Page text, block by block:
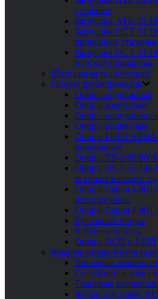
стальные
Заглушки АТК 26-
Заглушки ОСТ 34
приварные стальные
Заглушки ОСТ 34
плоские приварные
Штуцера металлические
Опоры трубопроводов
Опоры подвижные
Опоры хомутовые
Опоры
Опоры подвесные
Опоры ГОСТ
подвижные
Опоры ТУ-
Опоры ОСТ 36-146-
технологических
Опоры Серия 4.903-
неподвижные
Опоры Серия
Бугельные опоры
Катковые опоры
Опоры ОСП и ОПП
Компенсаторы
Линзовые
Сильфонные
Тканевые
Фторопластовые